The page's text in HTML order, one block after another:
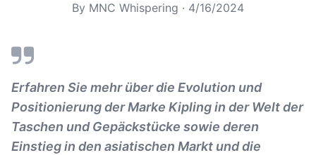
By MNC Whispering · 4/16/2024
Erfahren Sie mehr über die Evolution und
Positionierung der Marke Kipling in der Welt der
Taschen und Gepäckstücke sowie deren
Einstieg in den asiatischen Markt und die